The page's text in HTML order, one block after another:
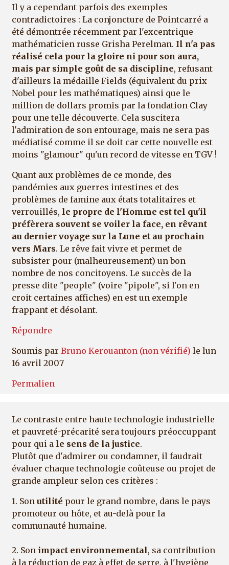
Il y a cependant parfois des exemples
contradictoires : La conjoncture de Pointcarré a
été démontrée récemment par l'excentrique
mathématicien russe Grisha Perelman. Il n'a pas
réalisé cela pour la gloire ni pour son aura,
mais par simple goût de sa discipline, refusant
d'ailleurs la médaille Fields (équivalent du prix
Nobel pour les mathématiques) ainsi que le
million de dollars promis par la fondation Clay
pour une telle découverte. Cela suscitera
l'admiration de son entourage, mais ne sera pas
médiatisé comme il se doit car cette nouvelle est
moins "glamour" qu'un record de vitesse en TGV !
Quant aux problèmes de ce monde, des
pandémies aux guerres intestines et des
problèmes de famine aux états totalitaires et
verrouillés, le propre de l'Homme est tel qu'il
préfèrera souvent se voiler la face, en rêvant
au dernier voyage sur la Lune et au prochain
vers Mars. Le rêve fait vivre et permet de
subsister pour (malheureusement) un bon
nombre de nos concitoyens. Le succès de la
presse dite "people" (voire "pipole", si l'on en
croit certaines affiches) en est un exemple
frappant et désolant.
Répondre
Soumis par Bruno Kerouanton (non vérifié) le lun
16 avril 2007
Permalien
Le contraste entre haute technologie industrielle
et pauvreté-précarité sera toujours préoccuppant
pour qui a le sens de la justice.
Plutôt que d'admirer ou condamner, il faudrait
évaluer chaque technologie coûteuse ou projet de
grande ampleur selon ces critères :
1. Son utilité pour le grand nombre, dans le pays
promoteur ou hôte, et au-delà pour la
communauté humaine.
2. Son impact environnemental, sa contribution
à la réduction de gaz à effet de serre, à l'hygiène